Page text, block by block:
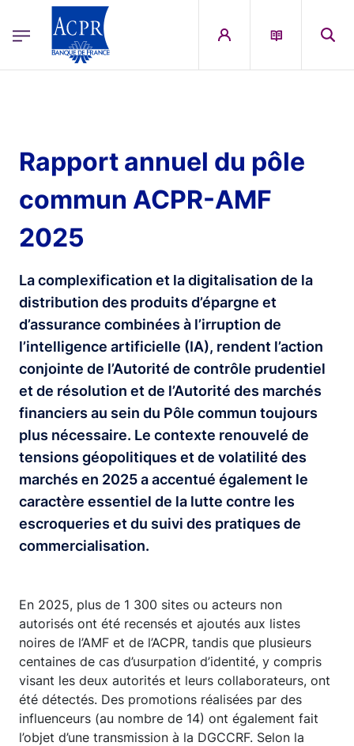
ACPR Menu Principal (French)
Rapport annuel du pôle
commun ACPR-AMF
2025
La complexification et la digitalisation de la
distribution des produits d’épargne et
d’assurance combinées à l’irruption de
l’intelligence artificielle (IA), rendent l’action
conjointe de l’Autorité de contrôle prudentiel
et de résolution et de l’Autorité des marchés
financiers au sein du Pôle commun toujours
plus nécessaire. Le contexte renouvelé de
tensions géopolitiques et de volatilité des
marchés en 2025 a accentué également le
caractère essentiel de la lutte contre les
escroqueries et du suivi des pratiques de
commercialisation.
En 2025, plus de 1 300 sites ou acteurs non
autorisés ont été recensés et ajoutés aux listes
noires de l’AMF et de l’ACPR, tandis que plusieurs
centaines de cas d’usurpation d’identité, y compris
visant les deux autorités et leurs collaborateurs, ont
été détectés. Des promotions réalisées par des
influenceurs (au nombre de 14) ont également fait
l’objet d’une transmission à la DGCCRF. Selon la